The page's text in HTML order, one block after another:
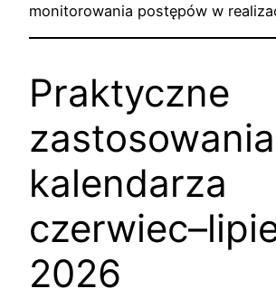
monitorowania postępów w
Praktyczne
zastosowania
kalendarza
2026